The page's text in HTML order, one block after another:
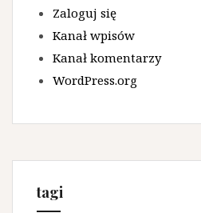
Zaloguj się
Kanał wpisów
Kanał komentarzy
WordPress.org
tagi